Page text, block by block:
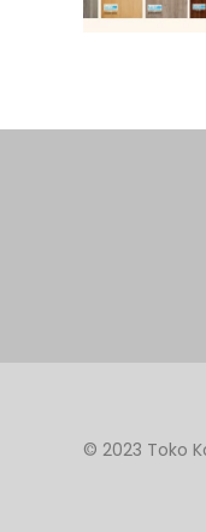
© 2023 Toko